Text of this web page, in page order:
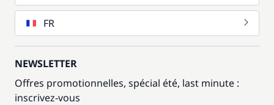
FR
NEWSLETTER
Offres promotionnelles, spécial été, last minute :
inscrivez-vous